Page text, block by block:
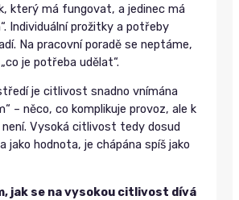
který má fungovat, a jedinec má
Individuální prožitky a potřeby
Na pracovní poradě se neptáme,
je potřeba udělat“.
je citlivost snadno vnímána
– něco, co komplikuje provoz, ale k
Vysoká citlivost tedy dosud
jako hodnota, je chápána spíš jako
jak se na vysokou citlivost dívá